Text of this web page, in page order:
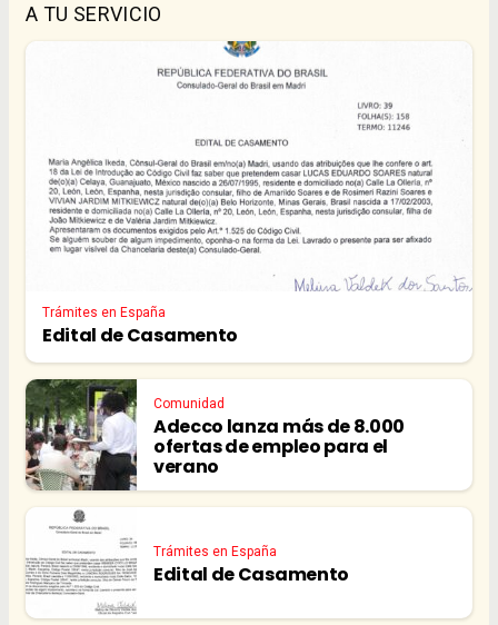
A TU SERVICIO
Trámites en España
Edital de Casamento
Comunidad
Adecco lanza más de 8.000
ofertas de empleo para el
verano
Trámites en España
Edital de Casamento